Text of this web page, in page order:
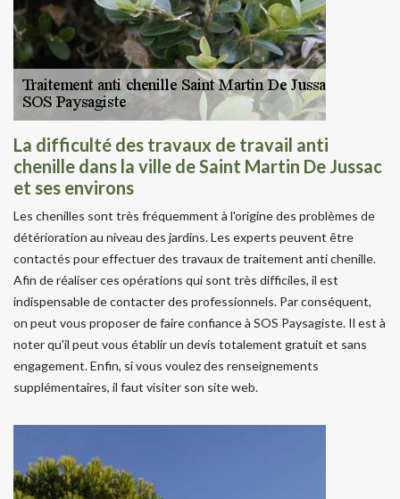
La difficulté des travaux de travail anti
chenille dans la ville de Saint Martin De Jussac
et ses environs
Les chenilles sont très fréquemment à l'origine des problèmes de
détérioration au niveau des jardins. Les experts peuvent être
contactés pour effectuer des travaux de traitement anti chenille.
Afin de réaliser ces opérations qui sont très difficiles, il est
indispensable de contacter des professionnels. Par conséquent,
on peut vous proposer de faire confiance à SOS Paysagiste. Il est à
noter qu'il peut vous établir un devis totalement gratuit et sans
engagement. Enfin, si vous voulez des renseignements
supplémentaires, il faut visiter son site web.